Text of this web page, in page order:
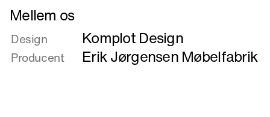
Læs
mere
om
Mellem
os
Mellem os
Design Komplot Design
Producent Erik Jørgensen Møbelfabrik